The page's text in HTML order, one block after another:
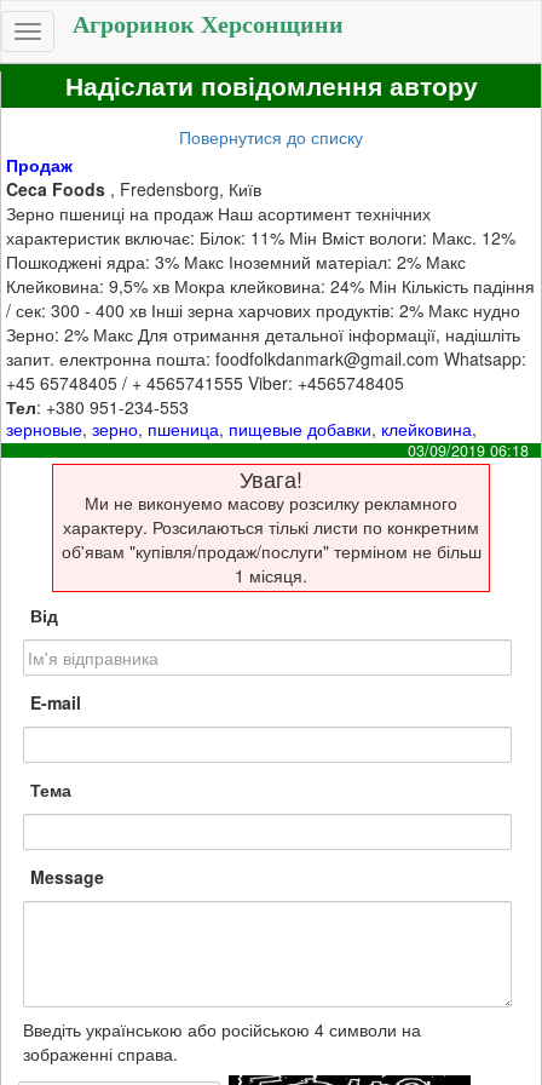
Toggle
navigation
Агроринок Херсонщини
Надіслати повідомлення автору
Повернутися до списку
Продаж
Ceca Foods , Fredensborg, Київ
Зерно пшениці на продаж Наш асортимент технічних
характеристик включає: Білок: 11% Мін Вміст вологи: Макс. 12%
Пошкоджені ядра: 3% Макс Іноземний матеріал: 2% Макс
Клейковина: 9,5% хв Мокра клейковина: 24% Мін Кількість падіння
/ сек: 300 - 400 хв Інші зерна харчових продуктів: 2% Макс нудно
Зерно: 2% Макс Для отримання детальної інформації, надішліть
запит. електронна пошта: foodfolkdanmark@gmail.com Whatsapp:
+45 65748405 / + 4565741555 Viber: +4565748405
Тел: +380 951-234-553
зерновые,зерно, пшеница, пищевые добавки, клейковина,
03/09/2019 06:18
Увага!
Ми не виконуемо масову розсилку рекламного
характеру. Розсилаються тількі листи по конкретним
об'явам "купівля/продаж/послуги" терміном не більш
1 місяця.
Від
E-mail
Тема
Message
Введіть українською або російською 4 символи на
зображенні справа.